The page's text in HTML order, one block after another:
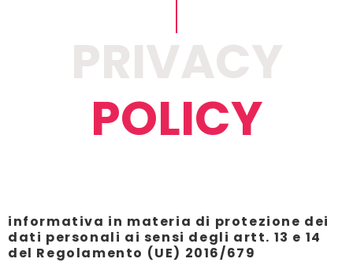
PRIVACY
POLICY
informativa in materia di protezione dei
dati personali ai sensi degli artt. 13 e 14
del Regolamento (UE) 2016/679